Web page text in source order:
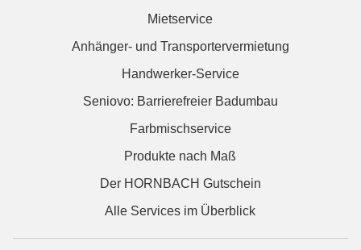
Mietservice
Anhänger- und Transportervermietung
Handwerker-Service
Seniovo: Barrierefreier Badumbau
Farbmischservice
Produkte nach Maß
Der HORNBACH Gutschein
Alle Services im Überblick